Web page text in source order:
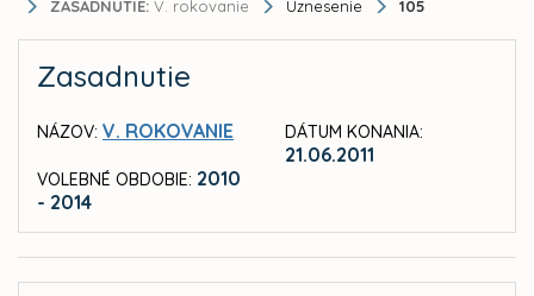
ZASADNUTIE: V. rokovanie Uznesenie 105
Zasadnutie
NÁZOV: V. ROKOVANIE
VOLEBNÉ OBDOBIE: 2010
- 2014
DÁTUM KONANIA:
21.06.2011